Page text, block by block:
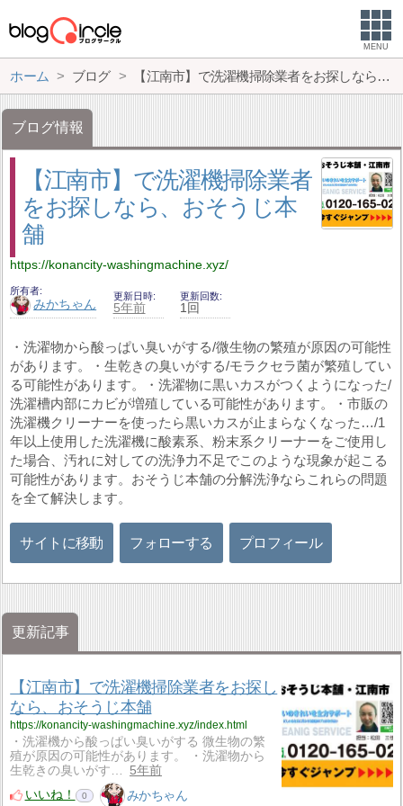
MENU
ホーム ブログ 【江南市】で洗濯機掃除業者をお探しなら、おそうじ本舗
ブログ情報
【江南市】で洗濯機掃除業者
をお探しなら、おそうじ本
舗
https://konancity-washingmachine.xyz/
所有者
みかちゃん
更新日時
5年前
更新回数
1回
・洗濯物から酸っぱい臭いがする/微生物の繁殖が原因の可能性
があります。・生乾きの臭いがする/モラクセラ菌が繁殖してい
る可能性があります。・洗濯物に黒いカスがつくようになった/
洗濯槽内部にカビが増殖している可能性があります。・市販の
洗濯機クリーナーを使ったら黒いカスが止まらなくなった…/1
年以上使用した洗濯機に酸素系、粉末系クリーナーをご使用し
た場合、汚れに対しての洗浄力不足でこのような現象が起こる
可能性があります。おそうじ本舗の分解洗浄ならこれらの問題
を全て解決します。
サイトに移動 フォローする プロフィール
更新記事
【江南市】で洗濯機掃除業者をお探し
なら、おそうじ本舗
https://konancity-washingmachine.xyz/index.html
・洗濯機から酸っぱい臭いがする 微生物の繁
殖が原因の可能性があります。 ・洗濯物から
生乾きの臭いがす…
5年前
いいね！
0 みかちゃん